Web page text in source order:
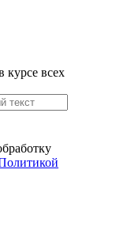
курсе всех